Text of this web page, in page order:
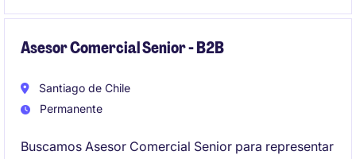
Asesor Comercial Senior - B2B
Santiago de Chile
Permanente
Buscamos Asesor Comercial Senior para representar